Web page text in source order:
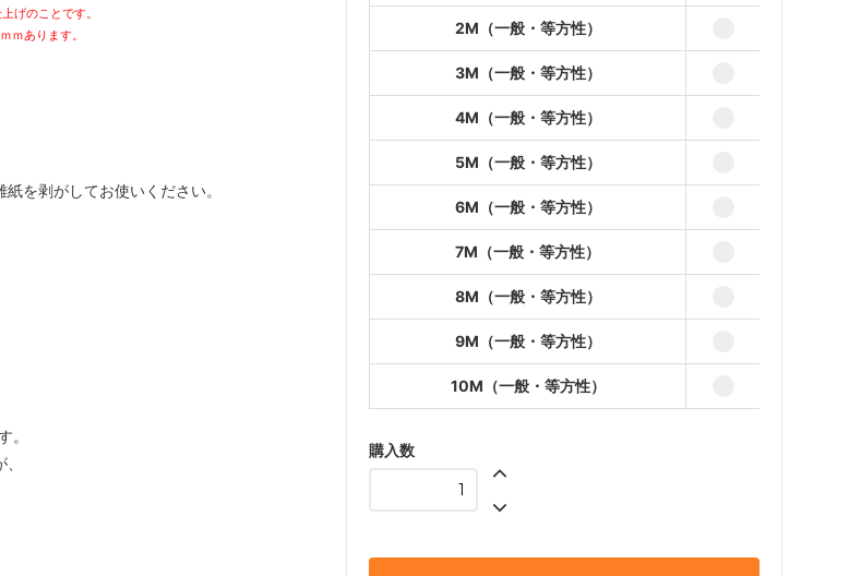
3M（一般・等方性）
18,714円(本体17,013円、税
4M（一般・等方性）
24,852円(本体22,593円、税
2,259円)
5M（一般・等方性）
30,990円(本体28,173円、税
2,817円)
37,128円(本体33,753円、税
3,375円)
7M（一般・等方性）
3,933円)
8M（一般・等方性）
49,404円(本体44,913円、税
2M（一般・等方性）
3M（一般・等方性）
4M（一般・等方性）
5M（一般・等方性）
6M（一般・等方性）
7M（一般・等方性）
8M（一般・等方性）
9M（一般・等方性）
10M（一般・等方性）
購入数
げのことです。
ｍあります。
を剥がしてお使いください。
。